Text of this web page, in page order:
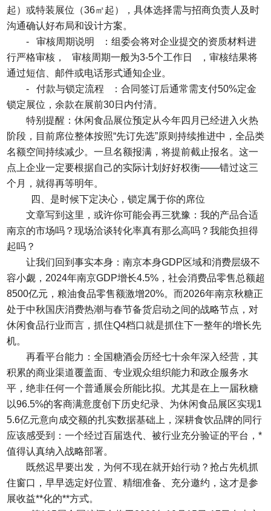
起）或特装展位（36㎡起），具体选择需与招商负责人及时
沟通确认好布局和设计方案。
- 审核周期说明 ：组委会将对企业提交的资质材料进
行严格审核， 审核周期一般为3-5个工作日 ，审核结果将
通过短信、邮件或电话形式通知企业。
- 付款与锁定流程 ：合同签订后通常需支付50%定金
锁定展位，余款在展前30日内付清。
特别提醒：休闲食品展位预定从今年四月已经进入火热
阶段，目前席位整体按照“先订先选”原则持续推进中，全品类
名额空间持续减少。一旦名额报满，将提前截止报名。这一
点上企业一定要根据自己的实际计划好好权衡——错过这三
个月，就得再等明年。
四、是时候下定决心，锁定属于你的席位
文章写到这里，或许你可能会再三犹豫：我的产品合适
南京的市场吗？现场洽谈转化率真有那么高吗？我能负担得
起吗？
让我们回到事实本身：南京本身GDP区域和消费层级不
容小觑，2024年南京GDP增长4.5%，社会消费品零售总额超
8500亿元，粮油食品零售额激增20%。而2026年南京秋糖正
处于中秋国庆消费热潮与春节备货启动之间的战略节点，对
休闲食品行业而言，抓住Q4档口就是抓住下一整年的增长先
机。
再看平台能力：全国糖酒会历经七十余年深入经营，其
积累的商业渠道覆盖面、专业观众组织能力和政企服务水
平，绝非任何一个普通展会所能比拟。尤其是在上一届秋糖
以96.5%的客商满意度创下历史纪录、为休闲食品展区实现1
5.6亿元意向成交额的扎实数据基础上，深耕食饮品牌的同行
应该感受到：一个经过百届迭代、被行业充分验证的平台，*
值得认真纳入战略部署。
既然迟早要出发，为何不现在就开始行动？抢占先机抓
住窗口，早早选定好位置、精细准备、充分邀约，这才是参
展收益**化的**方式。